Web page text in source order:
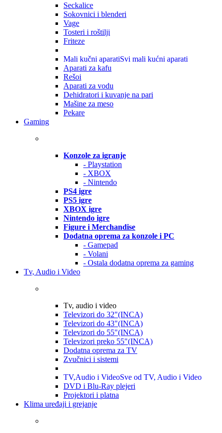
Seckalice
Sokovnici i blenderi
Vage
Tosteri i roštilji
Friteze
Mali kučni aparatiSvi mali kućni aparati
Aparati za kafu
Rešoi
Aparati za vodu
Dehidratori i kuvanje na pari
Mašine za meso
Pekare
Gaming
Konzole za igranje
- Playstation
- XBOX
- Nintendo
PS4 igre
PS5 igre
XBOX igre
Nintendo igre
Figure i Merchandise
Dodatna oprema za konzole i PC
- Gamepad
- Volani
- Ostala dodatna oprema za gaming
Tv, Audio i Video
Tv, audio i video
Televizori do 32"(INCA)
Televizori do 43"(INCA)
Televizori do 55"(INCA)
Televizori preko 55"(INCA)
Dodatna oprema za TV
Zvučnici i sistemi
TV,Audio i VideoSve od TV, Audio i Video
DVD i Blu-Ray plejeri
Projektori i platna
Klima uređaji i grejanje